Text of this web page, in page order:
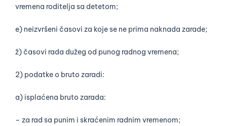
vremena roditelja sa detetom;
e) neizvršeni časovi za koje se ne prima naknada zarade;
ž) časovi rada dužeg od punog radnog vremena;
2) podatke o bruto zaradi:
a) isplaćena bruto zarada:
– za rad sa punim i skraćenim radnim vremenom;